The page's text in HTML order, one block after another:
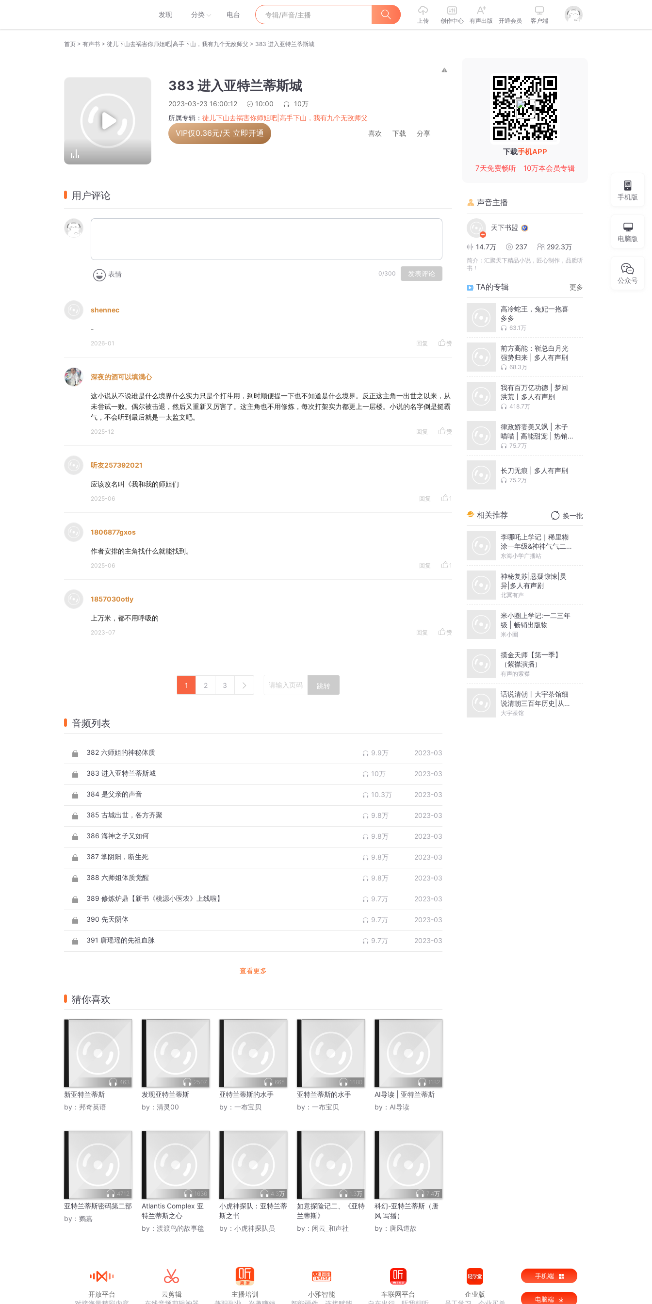
发现 分类 电台
上传 创作中心 有声出版 开通会员 客户端
首页 > 有声书 > 徒儿下山去祸害你师姐吧|高手下山，我有九个无敌师父 > 383 进入亚特兰蒂斯城
383 进入亚特兰蒂斯城
2023-03-23 16:00:12 10:00
10万
所属专辑： 徒儿下山去祸害你师姐吧|高手下山，我有九个无敌师父
VIP仅0.36元/天 立即开通 喜欢 下载 分享
用户评论
表情 0/300 发表评论
shennec
-
2026-01 回复 赞
深夜的酒可以填满心
这小说从不说谁是什么境界什么实力只是个打斗用，到时顺便提一下也不知道是什么境界。反正这主角一出世之以来，从
未尝试一败。偶尔被击退，然后又重新又厉害了。这主角也不用修炼，每次打架实力都更上一层楼。小说的名字倒是挺霸
气，不会听到最后就是一太监文吧。
2025-12 回复 赞
听友257392021
应该改名叫《我和我的师姐们
2025-06 回复 1
1806877gxos
作者安排的主角找什么就能找到。
2025-06 回复 1
1857030otly
上万米，都不用呼吸的
2023-07 回复 赞
1 2 3 跳转
音频列表
382 六师姐的神秘体质 9.9万 2023-03
383 进入亚特兰蒂斯城 10万 2023-03
384 是父亲的声音 10.3万 2023-03
385 古城出世，各方齐聚 9.8万 2023-03
386 海神之子又如何 9.8万 2023-03
387 掌阴阳，断生死 9.8万 2023-03
388 六师姐体质觉醒 9.8万 2023-03
389 修炼炉鼎【新书《桃源小医农》上线啦】 9.7万 2023-03
390 先天阴体 9.7万 2023-03
391 唐瑶瑶的先祖血脉 9.7万 2023-03
查看更多
猜你喜欢
463
新亚特兰蒂斯
by： 邦奇英语
2507
发现亚特兰蒂斯
by： 清灵00
665
亚特兰蒂斯的水手
by： 一布宝贝
1680
亚特兰蒂斯的水手
by： 一布宝贝
1182
AI导读 | 亚特兰蒂斯
by： AI导读
4712
亚特兰蒂斯密码第二部
by： 鹦嘉
1636
Atlantis Complex 亚
特兰蒂斯之心
by： 渡渡鸟的故事毯
4.3万
小虎神探队：亚特兰蒂
斯之书
by： 小虎神探队员
1.3万
如意探险记二、《亚特
兰蒂斯》
by： 闲云_和声社
7.4万
科幻-亚特兰蒂斯（唐
风 写播）
by： 唐风道故
下载手机APP
7天免费畅听
10万本会员专辑
声音主播
天下书盟
14.7万 237 292.3万
简介： 汇聚天下精品小说，匠心制作，品质听
书！
TA的专辑 更多
高冷蛇王，兔妃一抱喜
多多
63.1万
前方高能：靳总白月光
强势归来 | 多人有声剧
68.3万
我有百万亿功德 | 梦回
洪荒丨多人有声剧
418.7万
律政娇妻美又飒 | 木子
喵喵 | 高能甜宠 | 热销
现言75.7万
长刀无痕 | 多人有声剧
75.2万
相关推荐 换一批
李哪吒上学记｜稀里糊
涂一年级&神神气气二年
级
东海小学广播站
神秘复苏|悬疑惊悚|灵
异|多人有声剧
北冥有声
米小圈上学记:一二三年
级 | 畅销出版物
米小圈
摸金天师【第一季】
（紫襟演播）
有声的紫襟
话说清朝丨大宇茶馆细
说清朝三百年历史|从努
尔哈赤到末代皇帝溥仪|
大宇茶馆
手机版
电脑版
公众号
开放平台
云剪辑
主播培训
小雅智能
车联网平台
企业版
手机端
电脑端